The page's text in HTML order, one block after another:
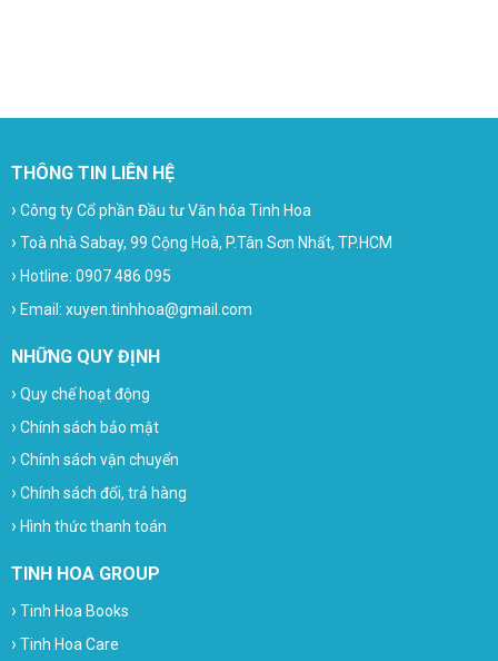
THÔNG TIN LIÊN HỆ
› Công ty Cổ phần Đầu tư Văn hóa Tinh Hoa
› Toà nhà Sabay, 99 Cộng Hoà, P.Tân Sơn Nhất, TP.HCM
› Hotline: 0907 486 095
› Email: xuyen.tinhhoa@gmail.com
NHỮNG QUY ĐỊNH
› Quy chế hoạt động
› Chính sách bảo mật
› Chính sách vận chuyển
› Chính sách đổi, trả hàng
› Hình thức thanh toán
TINH HOA GROUP
› Tinh Hoa Books
› Tinh Hoa Care